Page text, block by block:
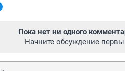
Пока нет ни одного
Начните обсуждение